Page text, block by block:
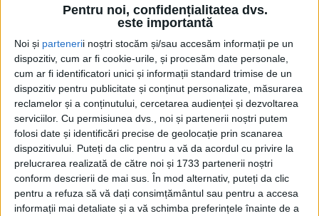
Pentru noi, confidențialitatea dvs.
este importantă
Noi și partenerii noștri stocăm și/sau accesăm informații pe un
dispozitiv, cum ar fi cookie-urile, și procesăm date personale,
cum ar fi identificatori unici și informații standard trimise de un
dispozitiv pentru publicitate și conținut personalizate, măsurarea
reclamelor și a conținutului, cercetarea audienței și dezvoltarea
serviciilor. Cu permisiunea dvs., noi și partenerii noștri putem
folosi date și identificări precise de geolocație prin scanarea
dispozitivului. Puteți da clic pentru a vă da acordul cu privire la
prelucrarea realizată de către noi și 1733 partenerii noștri
conform descrierii de mai sus. În mod alternativ, puteți da clic
pentru a refuza să vă dați consimțământul sau pentru a accesa
informații mai detaliate și a vă schimba preferințele înainte de a
darea în administrare a taberei Bucşoaia din comuna
suceveană Frasin. Obiectivul are o capacitate de 1.000
de locuri, dar este închis din cauză că nu sînt bani
pentru renovare. Prezentă astăzi la Bucşoaia,
doamna Plăcintă a declarat că sînt avute în vedere
două variante. Ea a spus că prima variantă vizează
transferul taberei la Primăria Frasin, în caz că
această instituţie poate suporta toate cheltuielile de
funcţionare, iar cealaltă se referă la asocierea între
MTS şi Consiliul Judeţean pentru administrarea
obiectivului. Sorina Plăcintă a precizat că, în toamnă,
Ministerul Tineretului şi Sportului va investi în tabăra